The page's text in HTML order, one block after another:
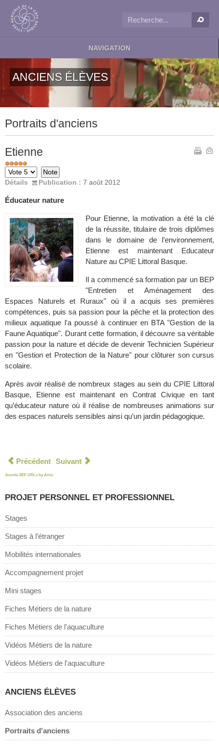
NAVIGATION
ANCIENS ÉLÈVES
Portraits d'anciens
Etienne
Note
utilisateur: 5/ 5
Veuillez
voter
Détails Publication : 7 août 2012
Éducateur nature
Pour Etienne, la motivation a été la clé
de la réussite, titulaire de trois diplômes
dans le domaine de l’environnement,
Etienne est maintenant Educateur
Nature au CPIE Littoral Basque.
Il a commencé sa formation par un BEP
"Entretien et Aménagement des
Espaces Naturels et Ruraux" où il a acquis ses premières
compétences, puis sa passion pour la pêche et la protection des
milieux aquatique l'a poussé à continuer en BTA "Gestion de la
Faune Aquatique". Durant cette formation, il découvre sa véritable
passion pour la nature et décide de devenir Technicien Supérieur
en "Gestion et Protection de la Nature" pour clôturer son cursus
scolaire.
Après avoir réalisé de nombreux stages au sein du CPIE Littoral
Basque, Etienne est maintenant en Contrat Civique en tant
qu’éducateur nature où il réalise de nombreuses animations sur
des espaces naturels sensibles ainsi qu’un jardin pédagogique.
Précédent Suivant
Joomla SEF URLs by Artio
PROJET PERSONNEL ET PROFESSIONNEL
Stages
Stages à l’étranger
Mobilités internationales
Accompagnement projet
Mini stages
Fiches Métiers de la nature
Fiches Métiers de l'aquaculture
Vidéos Métiers de la nature
Vidéos Métiers de l'aquaculture
ANCIENS ÉLÈVES
Association des anciens
Portraits d'anciens